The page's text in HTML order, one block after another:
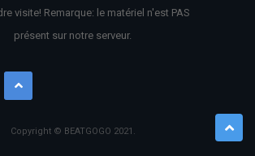
visite! Remarque: le matériel n'est PAS
présent sur notre serveur.
Copyright © BEATGOGO 2021 .